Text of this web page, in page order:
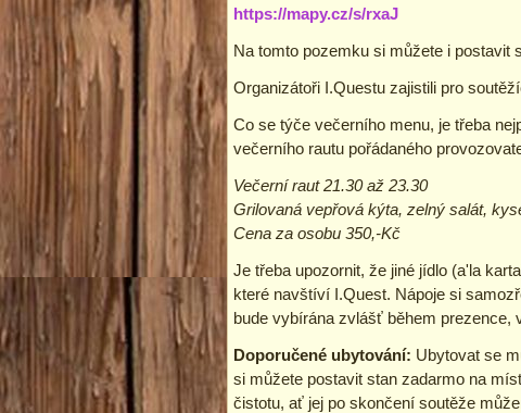
https://mapy.cz/s/rxaJ
Na tomto pozemku si můžete i postavit
Organizátoři I.Questu zajistili pro
Co se týče večerního menu, je třeba
večerního rautu pořádaného
Večerní raut 21.30 až 23.30
Grilovaná vepřová kýta, zelný salát,
Cena za osobu 350,-Kč
Je třeba upozornit, že jiné jídlo (a'la
které navštíví I.Quest. Nápoje si
bude vybírána zvlášť během prezence,
Doporučené ubytování: Ubytovat se
si můžete postavit stan zadarmo na
čistotu, ať jej po skončení soutěže